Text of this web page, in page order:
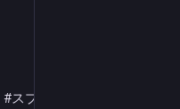
#スプラトゥーン3